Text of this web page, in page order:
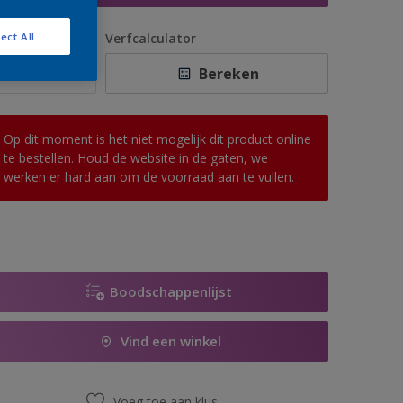
Verfcalculator
Bereken
Op dit moment is het niet mogelijk dit product online
te bestellen. Houd de website in de gaten, we
werken er hard aan om de voorraad aan te vullen.
Boodschappenlijst
Vind een winkel
All